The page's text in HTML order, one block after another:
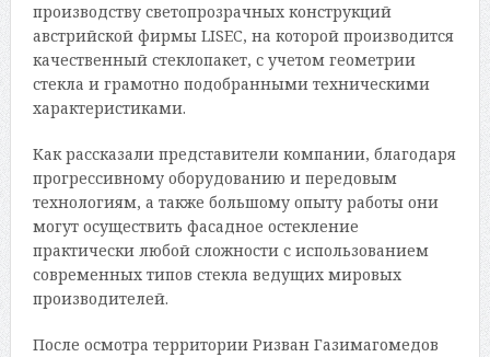
производству светопрозрачных конструкций
австрийской фирмы LISEC, на которой производится
качественный стеклопакет, с учетом геометрии
стекла и грамотно подобранными техническими
характеристиками.
Как рассказали представители компании, благодаря
прогрессивному оборудованию и передовым
технологиям, а также большому опыту работы они
могут осуществить фасадное остекление
практически любой сложности с использованием
современных типов стекла ведущих мировых
производителей.
После осмотра территории Ризван Газимагомедов